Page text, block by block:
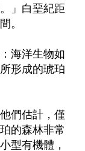
」白堊紀距
。
海洋生物如
形成的琥珀
們估計，僅
的森林非常
型有機體，